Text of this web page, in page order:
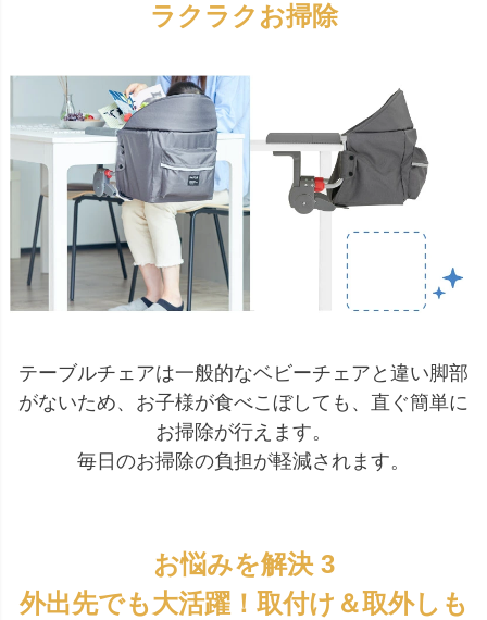
ラクラクお掃除
テーブルチェアは一般的なベビーチェアと違い脚部
がないため、お子様が食べこぼしても、直ぐ簡単に
お掃除が行えます。
毎日のお掃除の負担が軽減されます。
お悩みを解決 3
外出先でも大活躍！取付け＆取外しも